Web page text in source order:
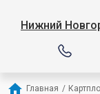
Нижний
Главная /